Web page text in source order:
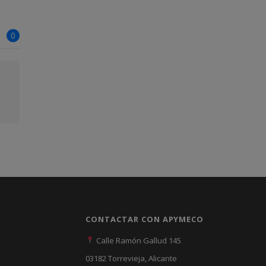
0
CONTACTAR CON APYMECO
Calle Ramón Gallud 145
03182 Torrevieja, Alicante